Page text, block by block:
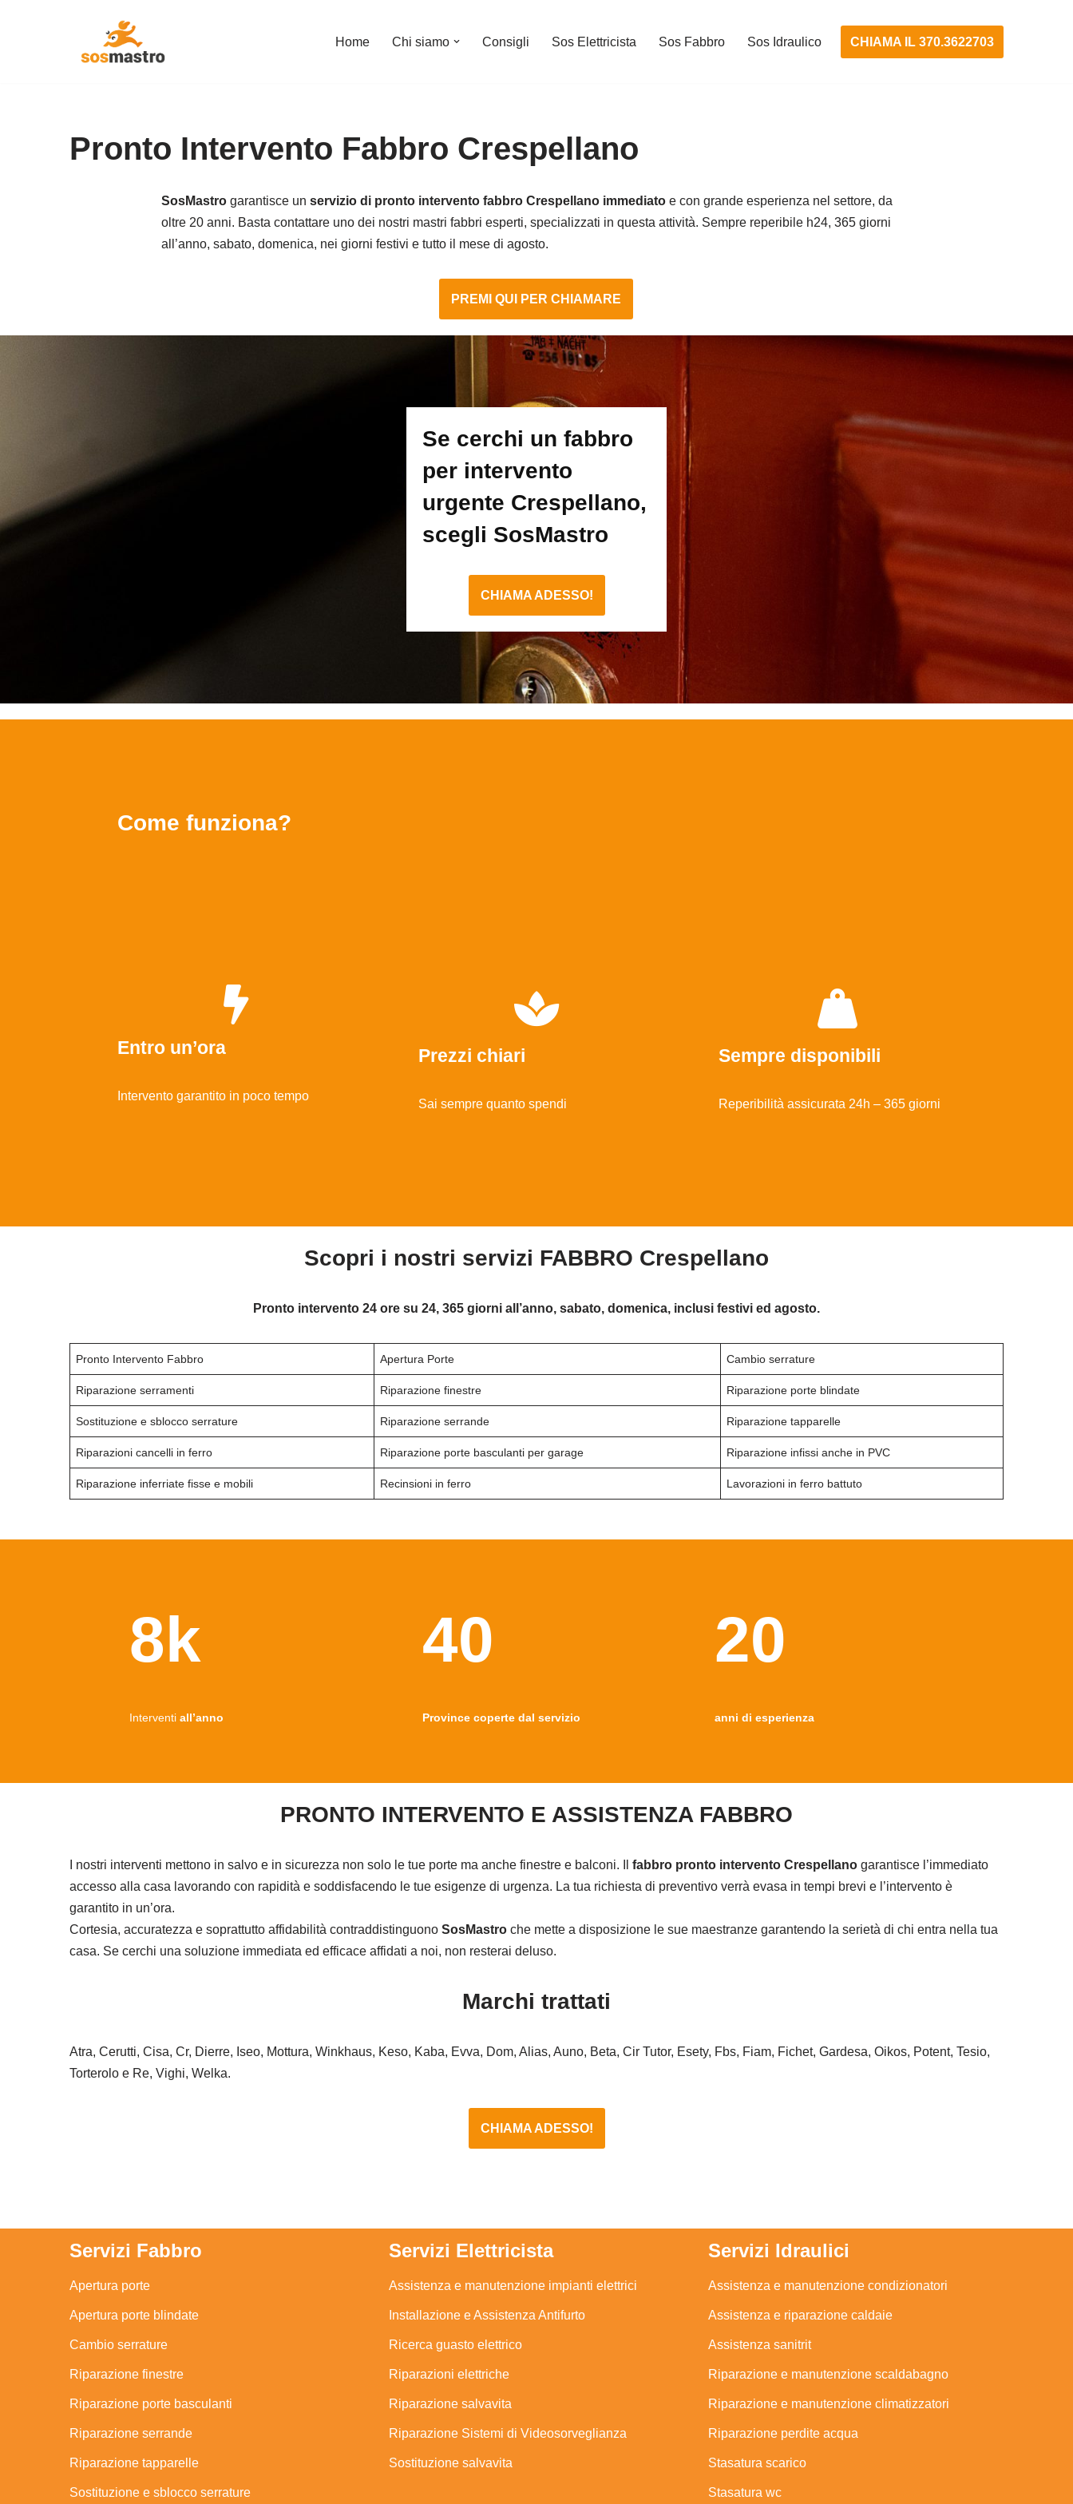
Home Chi siamo Consigli Sos Elettricista Sos Fabbro Sos Idraulico CHIAMA IL 370.3622703
Pronto Intervento Fabbro Crespellano
SosMastrogarantisce un servizio di pronto intervento fabbro Crespellano immediatoe con grande esperienza nel settore, da
oltre 20 anni. Basta contattare uno dei nostri mastri fabbri esperti, specializzati in questa attività. Sempre reperibile h24, 365 giorni
all’anno, sabato, domenica, nei giorni festivi e tutto il mese di agosto.
PREMI QUI PER CHIAMARE
Se cerchi un fabbro
per intervento
urgente Crespellano,
scegli SosMastro
CHIAMA ADESSO!
Come funziona?
Entro un’ora
Intervento garantito in poco tempo
Prezzi chiari
Sai sempre quanto spendi
Sempre disponibili
Reperibilità assicurata 24h – 365 giorni
Scopri i nostri servizi FABBRO Crespellano
Pronto intervento 24 ore su 24, 365 giorni all’anno, sabato, domenica, inclusi festivi ed agosto.
Pronto Intervento Fabbro Apertura Porte Cambio serrature
Riparazione serramenti Riparazione finestre Riparazione porte blindate
Sostituzione e sblocco serrature Riparazione serrande Riparazione tapparelle
Riparazioni cancelli in ferro Riparazione porte basculanti per garage Riparazione infissi anche in PVC
Riparazione inferriate fisse e mobili Recinsioni in ferro Lavorazioni in ferro battuto
8k
Interventi all’anno
40
Province coperte dal servizio
20
anni di esperienza
PRONTO INTERVENTO E ASSISTENZA FABBRO
I nostri interventi mettono in salvo e in sicurezza non solo le tue porte ma anche finestre e balconi. Il fabbro pronto intervento Crespellano garantisce l’immediato
accesso alla casa lavorando con rapidità e soddisfacendo le tue esigenze di urgenza. La tua richiesta di preventivo verrà evasa in tempi brevi e l’intervento è
garantito in un’ora.
Cortesia, accuratezza e soprattutto affidabilità contraddistinguono SosMastro che mette a disposizione le sue maestranze garantendo la serietà di chi entra nella tua
casa. Se cerchi una soluzione immediata ed efficace affidati a noi, non resterai deluso.
Marchi trattati
Atra, Cerutti, Cisa, Cr, Dierre, Iseo, Mottura, Winkhaus, Keso, Kaba, Evva, Dom, Alias, Auno, Beta, Cir Tutor, Esety, Fbs, Fiam, Fichet, Gardesa, Oikos, Potent, Tesio,
Torterolo e Re, Vighi, Welka.
CHIAMA ADESSO!
Servizi Fabbro
Apertura porte
Apertura porte blindate
Cambio serrature
Riparazione finestre
Riparazione porte basculanti
Riparazione serrande
Riparazione tapparelle
Sostituzione e sblocco serrature
Servizi Elettricista
Assistenza e manutenzione impianti elettrici
Installazione e Assistenza Antifurto
Ricerca guasto elettrico
Riparazioni elettriche
Riparazione salvavita
Riparazione Sistemi di Videosorveglianza
Sostituzione salvavita
Servizi Idraulici
Assistenza e manutenzione condizionatori
Assistenza e riparazione caldaie
Assistenza sanitrit
Riparazione e manutenzione scaldabagno
Riparazione e manutenzione climatizzatori
Riparazione perdite acqua
Stasatura scarico
Stasatura wc